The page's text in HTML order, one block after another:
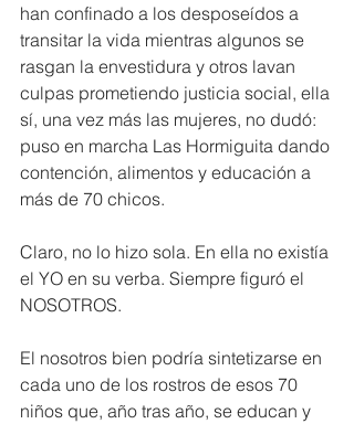
han confinado a los desposeídos a
transitar la vida mientras algunos se
rasgan la envestidura y otros lavan
culpas prometiendo justicia social, ella
sí, una vez más las mujeres, no dudó:
puso en marcha Las Hormiguita dando
contención, alimentos y educación a
más de 70 chicos.
Claro, no lo hizo sola. En ella no existía
el YO en su verba. Siempre figuró el
NOSOTROS.
El nosotros bien podría sintetizarse en
cada uno de los rostros de esos 70
niños que, año tras año, se educan y